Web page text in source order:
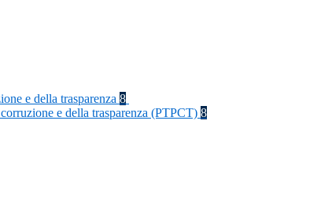
e della trasparenza 8
e della trasparenza (PTPCT) 8